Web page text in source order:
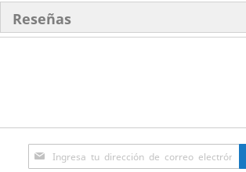
Reseñas
Inscríbase
a